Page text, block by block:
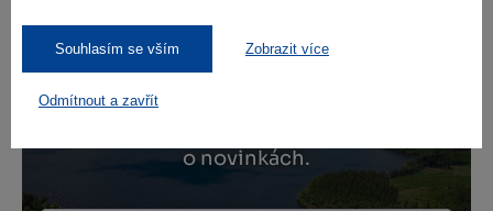
Souhlasím se vším Zobrazit více
Odmítnout a zavřít
Zamilujte si Vysočinu
o novinkách.